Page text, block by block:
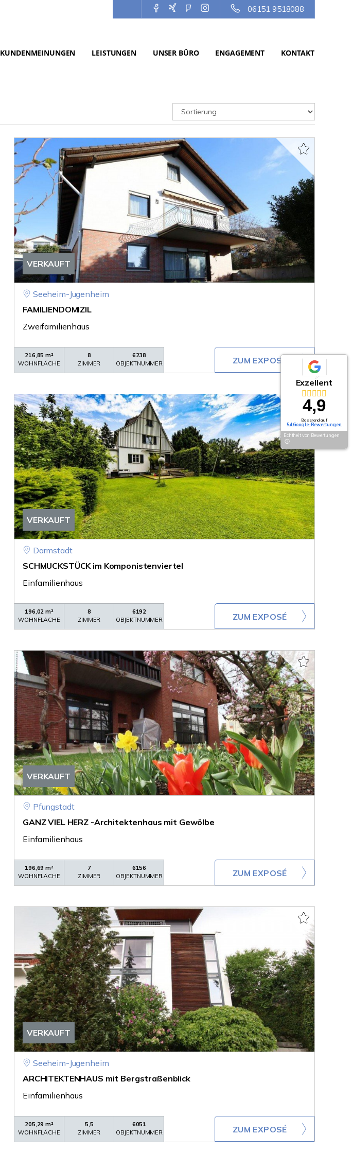
06151 9518088
KUNDENMEINUNGEN LEISTUNGEN UNSER BÜRO ENGAGEMENT KONTAKT
VERKAUFT
Seeheim-Jugenheim
FAMILIENDOMIZIL
Zweifamilienhaus
216,85 m²
WOHNFLÄCHE
8
ZIMMER
6238
OBJEKTNUMMER
ZUM EXPOSÉ
VERKAUFT
Darmstadt
SCHMUCKSTÜCK im Komponistenviertel
Einfamilienhaus
196,02 m²
WOHNFLÄCHE
8
ZIMMER
6192
OBJEKTNUMMER
ZUM EXPOSÉ
VERKAUFT
Pfungstadt
GANZ VIEL HERZ -Architektenhaus mit Gewölbe
Einfamilienhaus
196,69 m²
WOHNFLÄCHE
7
ZIMMER
6156
OBJEKTNUMMER
ZUM EXPOSÉ
VERKAUFT
Seeheim-Jugenheim
ARCHITEKTENHAUS mit Bergstraßenblick
Einfamilienhaus
205,29 m²
WOHNFLÄCHE
5,5
ZIMMER
6051
OBJEKTNUMMER
ZUM EXPOSÉ
Exzellent
4,9
Basierend auf
54 Google-Bewertungen
Echtheit von Bewertungen